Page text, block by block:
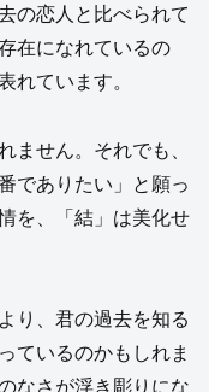
の恋人と比べられて
在になれているの
れています。
ません。それでも、
でありたい」と願っ
を、「結」は美化せ
り、君の過去を知る
ているのかもしれま
なさが浮き彫りにな